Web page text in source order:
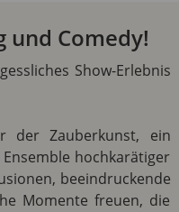
und Comedy!
Show-Erlebnis
der Zauberkunst, ein
hochkarätiger
beeindruckende
Momente freuen, die